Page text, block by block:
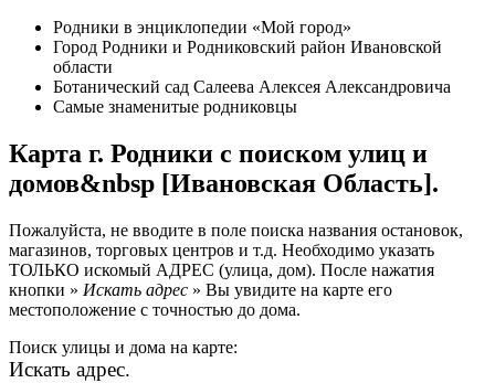
Родники в энциклопедии «Мой город»
Город Родники и Родниковский район Ивановской
области
Ботанический сад Салеева Алексея Александровича
Самые знаменитые родниковцы
Карта г. Родники с поиском улиц и
домов&nbsp [Ивановская Область].
Пожалуйста, не вводите в поле поиска названия остановок,
магазинов, торговых центров и т.д. Необходимо указать
ТОЛЬКО искомый АДРЕС (улица, дом). После нажатия
кнопки » Искать адрес » Вы увидите на карте его
местоположение с точностью до дома.
Поиск улицы и дома на карте:
Искать адрес.